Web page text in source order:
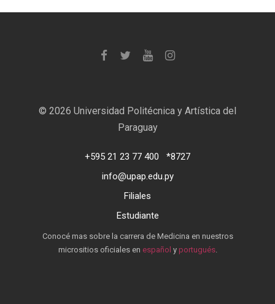
© 2026 Universidad Politécnica y Artística del
Paraguay
+595 21 23 77 400
*8727
info@upap.edu.py
Filiales
Estudiante
Conocé mas sobre la carrera de Medicina en nuestros
micrositios oficiales en español y portugués.